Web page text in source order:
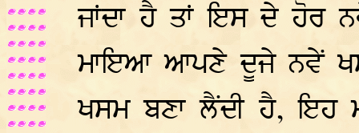
ਜਾਂਦਾ ਹੈ ਤਾਂ ਇਸ ਦੇ ਹੋਰ
ਮਾਇਆ ਆਪਣੇ ਦੂਜੇ ਨਵੇਂ
ਖਸਮ ਬਣਾ ਲੈਂਦੀ ਹੈ, ਇਹ